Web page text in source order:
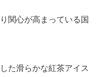
関心が高まっている国
た滑らかな紅茶アイス